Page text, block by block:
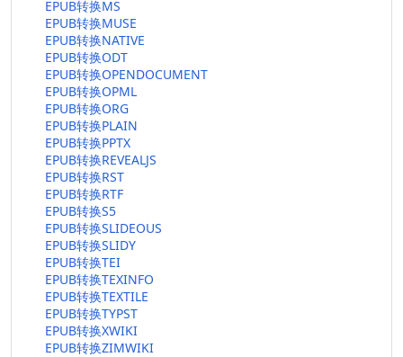
EPUB转换MS
EPUB转换MUSE
EPUB转换NATIVE
EPUB转换ODT
EPUB转换OPENDOCUMENT
EPUB转换OPML
EPUB转换ORG
EPUB转换PLAIN
EPUB转换PPTX
EPUB转换REVEALJS
EPUB转换RST
EPUB转换RTF
EPUB转换S5
EPUB转换SLIDEOUS
EPUB转换SLIDY
EPUB转换TEI
EPUB转换TEXINFO
EPUB转换TEXTILE
EPUB转换TYPST
EPUB转换XWIKI
EPUB转换ZIMWIKI